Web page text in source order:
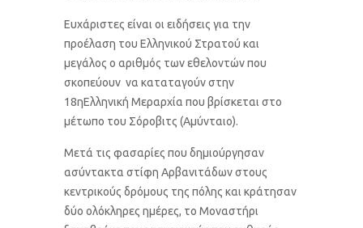
Ευχάριστες είναι οι ειδήσεις για την
προέλαση του Ελληνικού Στρατού και
μεγάλος ο αριθμός των εθελοντών που
σκοπεύουν να καταταγούν στην
18ηΕλληνική Μεραρχία που βρίσκεται στο
μέτωπο του Σόροβιτς (Αμύνταιο).
Μετά τις φασαρίες που δημιούργησαν
ασύντακτα στίφη Αρβανιτάδων στους
κεντρικούς δρόμους της πόλης και κράτησαν
δύο ολόκληρες ημέρες, το Μοναστήρι